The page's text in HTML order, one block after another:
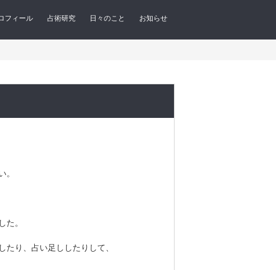
フィール 占術研究 日々のこと お知らせ
。
た。
り、占い足ししたりして、